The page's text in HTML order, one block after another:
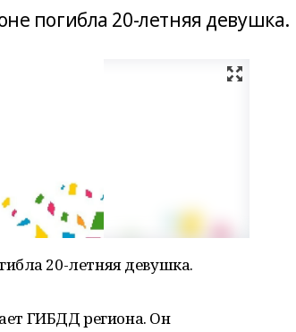
погибла 20-летняя девушка.
20-летняя девушка.
ГИБДД региона. Он